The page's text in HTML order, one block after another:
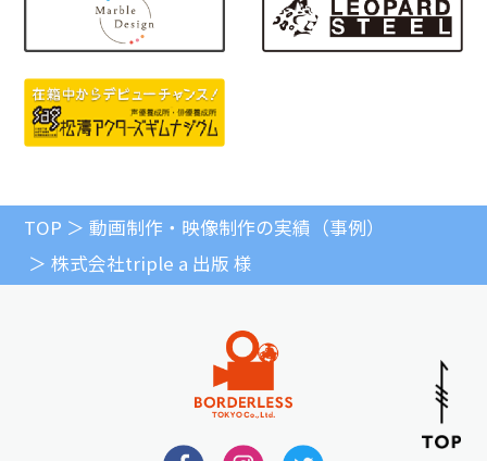
TOP
動画制作・映像制作の実績（事例）
株式会社triple a 出版 様